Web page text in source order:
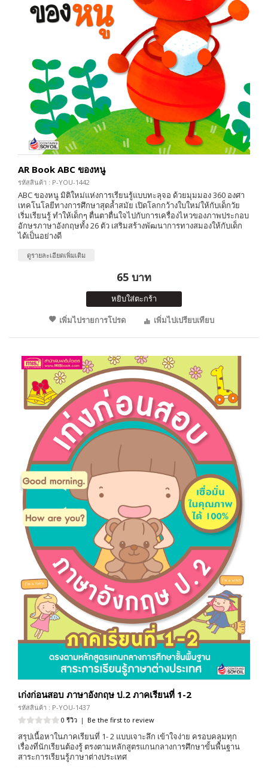
AR Book ABC ของหนู
รหัสสินค้า : P-YOU-1442
ABC ของหนู มิติใหม่แห่งการเรียนรู้แบบทะลุจอ ด้วยมุมมอง 360 องศา
เทคโนโลยีทางการศึกษาสุดล้ำสมัย เปิดโลกกว้างใบใหม่ให้กับเด็กวัย
เริ่มเรียนรู้ ทำให้เด็กๆ ตื่นตาตื่นใจไปกับการเครื่องไหวของภาพประกอบ
อักษรภาษาอังกฤษทั้ง 26 ตัว เสริมสร้างพัฒนาการทางสมองให้กับเด็ก
ได้เป็นอย่างดี
ดูรายละเอียดเพิ่มเติม
65 บาท
หยิบใส่ตะกร้า
เพิ่มไปรายการโปรด
เพิ่มไปเปรียบเทียบ
เก่งก่อนสอบ ภาษาอังกฤษ ป.2 ภาคเรียนที่ 1-2
รหัสสินค้า : P-YOU-1437
0 รีวิว | Be the first to review
สรุปเนื้อหาในภาคเรียนที่ 1- 2 แบบเจาะลึก เข้าใจง่าย ครอบคลุมทุก
เรื่องที่นักเรียนต้องรู้ ตรงตามหลักสูตรแกนกลางการศึกษาขั้นพื้นฐาน
สาระการเรียนรู้ภาษาต่างประเทศ